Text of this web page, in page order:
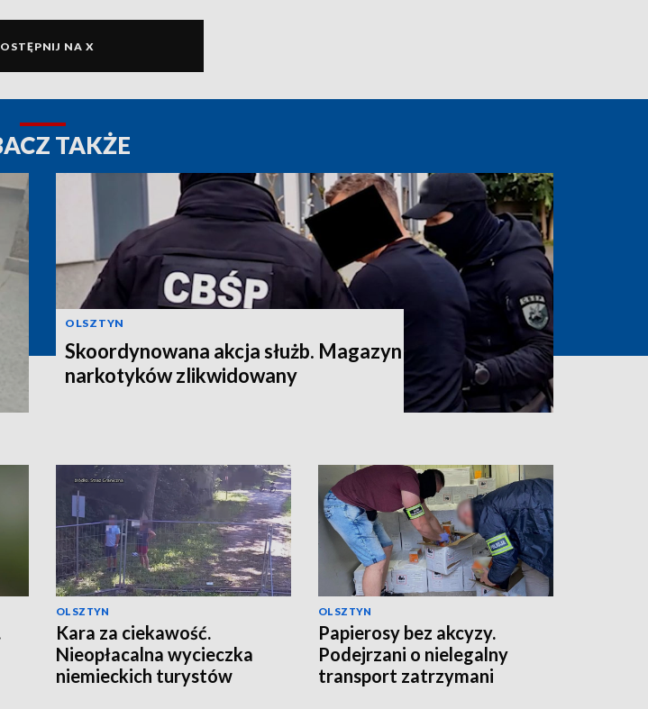
NA X
TAKŻE
OLSZTYN
Skoordynowana akcja służb. Magazyn
narkotyków zlikwidowany
OLSZTYN
Kara za ciekawość.
Nieopłacalna wycieczka
niemieckich turystów
OLSZTYN
Papierosy bez akcyzy.
Podejrzani o nielegalny
transport zatrzymani